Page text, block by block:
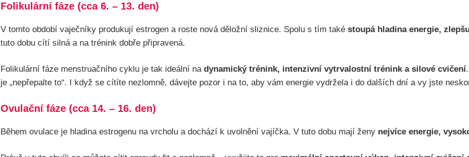
Folikulární fáze (cca 6. – 13. den)
V tomto období vaječníky produkují estrogen a roste nová děložní sliznice. Spolu s tím také stoupá hladina energie,
tuto dobu cítí silná a na trénink dobře připravená.
Folikulární fáze menstruačního cyklu je tak ideální na dynamický trénink, intenzivní vytrvalostní trénink a silové cvičení
je „nepřepalte to“. I když se cítíte nezlomně, dávejte pozor i na to, aby vám energie vydržela i do dalších dní a vy jste
Ovulační fáze (cca 14. – 16. den)
Během ovulace je hladina estrogenu na vrcholu a dochází k uvolnění vajíčka. V tuto dobu mají ženy nejvíce energie,